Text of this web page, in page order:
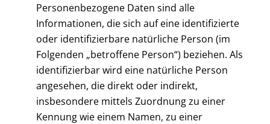
Personenbezogene Daten sind alle
Informationen, die sich auf eine identifizierte
oder identifizierbare natürliche Person (im
Folgenden „betroffene Person“) beziehen. Als
identifizierbar wird eine natürliche Person
angesehen, die direkt oder indirekt,
insbesondere mittels Zuordnung zu einer
Kennung wie einem Namen, zu einer